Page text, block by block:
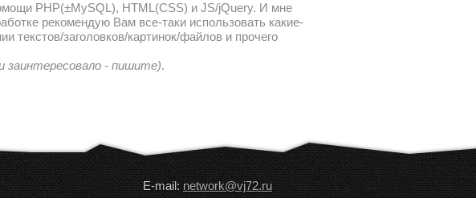
PHP(±MySQL), HTML(CSS) и JS/jQuery. И мне
рекомендую Вам все-таки использовать какие-
текстов/заголовков/картинок/файлов и прочего
заинтересовало - пишите).
E-mail:network@vj72.ru